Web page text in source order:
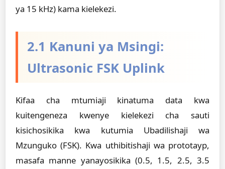
ya 15 kHz) kama kielekezi.
2.1 Kanuni ya Msingi:
Ultrasonic FSK Uplink
Kifaa cha mtumiaji kinatuma data kwa
kuitengeneza kwenye kielekezi cha sauti
kisichosikika kwa kutumia Ubadilishaji wa
Mzunguko (FSK). Kwa uthibitishaji wa prototayp,
masafa manne yanayosikika (0.5, 1.5, 2.5, 3.5